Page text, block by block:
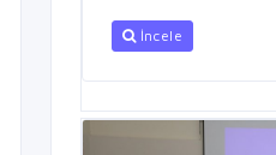
İncele